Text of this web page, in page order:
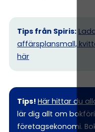
Tips från Spiris:
affärsplansmall,
här
Tips! Här hittar du
lär dig allt om
företagsekonomi.